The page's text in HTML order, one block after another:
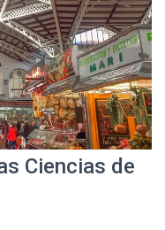
Ciencias de